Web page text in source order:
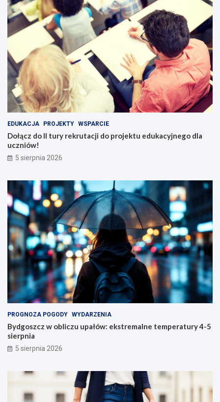
EDUKACJA PROJEKTY WSPARCIE
Dołącz do II tury rekrutacji do projektu edukacyjnego dla
uczniów!
5 sierpnia 2026
PROGNOZA POGODY WYDARZENIA
Bydgoszcz w obliczu upałów: ekstremalne temperatury 4-5
sierpnia
5 sierpnia 2026